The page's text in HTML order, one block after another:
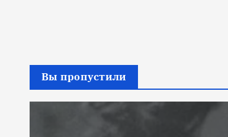
Вы пропустили